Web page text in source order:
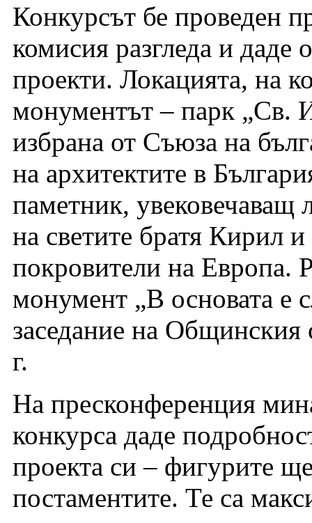
Конкурсът бе проведен
комисия разгледа и даде
проекти. Локацията, на
монументът – парк „Св.
избрана от Съюза на
на архитектите в
паметник, увековечаващ
на светите братя Кирил
покровители на Европа.
монумент „В основата е
заседание на Общинския
г.
На пресконференция
конкурса даде
проекта си – фигурите
постаментите. Те са